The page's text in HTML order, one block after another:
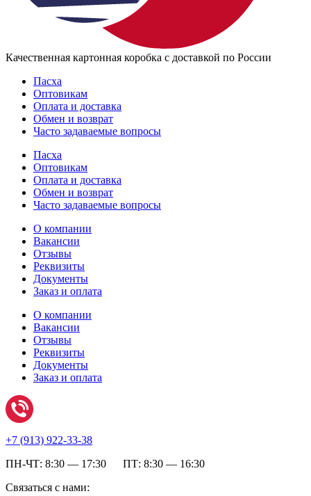
Качественная картонная коробка с доставкой по России
Пасха
Оптовикам
Оплата и доставка
Обмен и возврат
Часто задаваемые вопросы
Пасха
Оптовикам
Оплата и доставка
Обмен и возврат
Часто задаваемые вопросы
О компании
Вакансии
Отзывы
Реквизиты
Документы
Заказ и оплата
О компании
Вакансии
Отзывы
Реквизиты
Документы
Заказ и оплата
+7 (913) 922-33-38
ПН-ЧТ: 8:30 — 17:30 ПТ: 8:30 — 16:30
Связаться с нами: